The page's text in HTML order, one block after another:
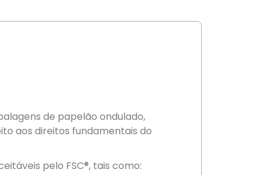
de papelão ondulado,
aos direitos fundamentais do
pelo FSC®, tais como: